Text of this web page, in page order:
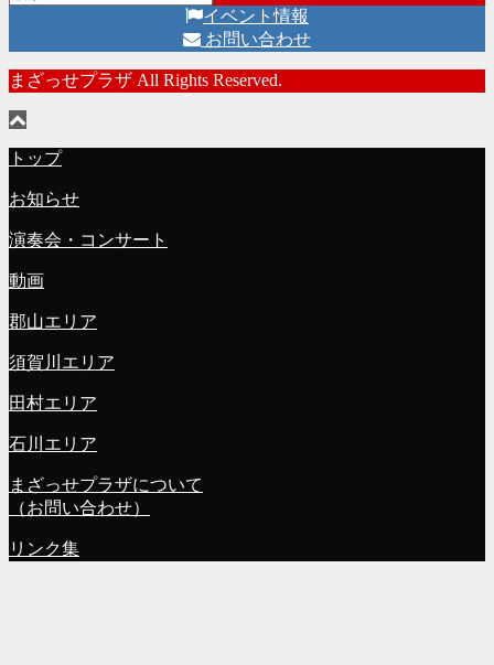
イベント情報
お問い合わせ
まざっせプラザ All Rights Reserved.
トップ
お知らせ
演奏会・コンサート
動画
郡山エリア
須賀川エリア
田村エリア
石川エリア
まざっせプラザについて
（お問い合わせ）
リンク集